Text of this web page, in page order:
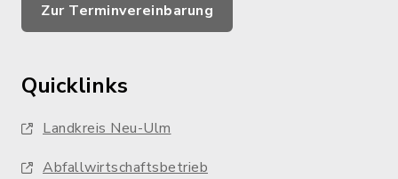
Zur Terminvereinbarung
Quicklinks
Landkreis Neu-Ulm
Abfallwirtschaftsbetrieb